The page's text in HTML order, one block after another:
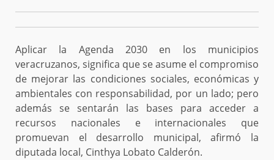
Aplicar la Agenda 2030 en los municipios
veracruzanos, significa que se asume el compromiso
de mejorar las condiciones sociales, económicas y
ambientales con responsabilidad, por un lado; pero
además se sentarán las bases para acceder a
recursos nacionales e internacionales que
promuevan el desarrollo municipal, afirmó la
diputada local, Cinthya Lobato Calderón.